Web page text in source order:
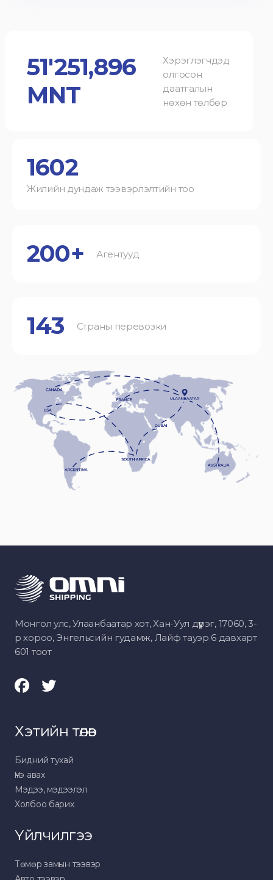
51'251,896
MNT
Хэрэглэгчдэд
олгосон
даатгалын
нөхөн төлбөр
1602
Жилийн дундаж тээвэрлэлтийн тоо
200+ Агентууд
143 Страны перевозки
Монгол улс, Улаанбаатар хот, Хан-Уул дүүрэг, 17060, 3-
р хороо, Энгельсийн гудамж, Лайф тауэр 6 давхарт
601 тоот
Хэтийн төлөв
Бидний тухай
Үнэ авах
Мэдээ, мэдээлэл
Холбоо барих
Үйлчилгээ
Төмөр замын тээвэр